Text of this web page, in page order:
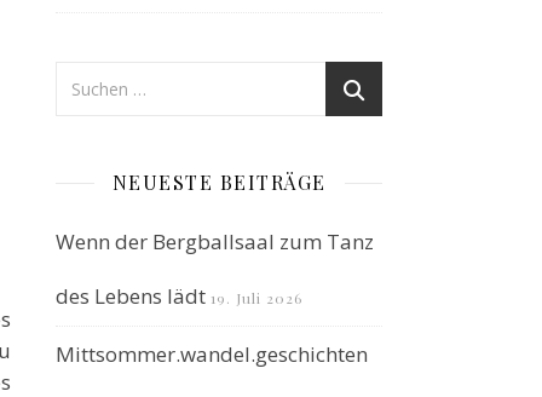
NEUESTE BEITRÄGE
Wenn der Bergballsaal zum Tanz
des Lebens lädt 19. Juli 2026
Mittsommer.wandel.geschichten